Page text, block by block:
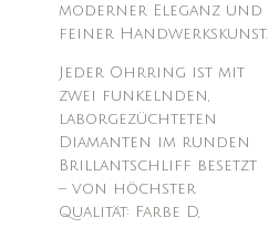
moderner Eleganz und
feiner Handwerkskunst.
Jeder Ohrring ist mit
zwei funkelnden,
laborgezüchteten
Diamanten im runden
Brillantschliff besetzt
– von höchster
Qualität: Farbe D,